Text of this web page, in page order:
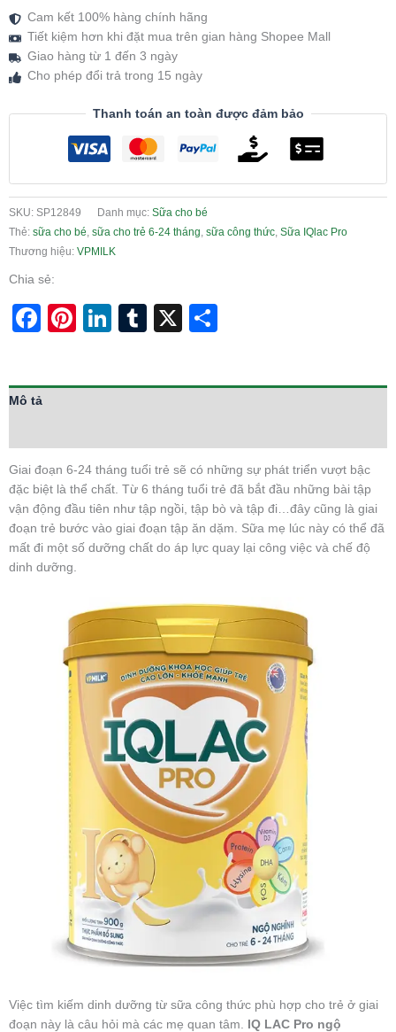
Cam kết 100% hàng chính hãng
Tiết kiệm hơn khi đặt mua trên gian hàng Shopee Mall
Giao hàng từ 1 đến 3 ngày
Cho phép đổi trả trong 15 ngày
Thanh toán an toàn được đảm bảo
SKU: SP12849 Danh mục: Sữa cho bé
Thẻ: sữa cho bé, sữa cho trẻ 6-24 tháng, sữa công thức, Sữa IQlac Pro
Thương hiệu: VPMILK
Chia sẻ:
Facebook
Pinterest
LinkedIn
Tumblr
X
Mô tả
Giai đoạn 6-24 tháng tuổi trẻ sẽ có những sự phát triển vượt bậc
đặc biệt là thể chất. Từ 6 tháng tuổi trẻ đã bắt đầu những bài tập
vận động đầu tiên như tập ngồi, tập bò và tập đi…đây cũng là giai
đoạn trẻ bước vào giai đoạn tập ăn dặm. Sữa mẹ lúc này có thể đã
mất đi một số dưỡng chất do áp lực quay lại công việc và chế độ
dinh dưỡng.
Việc tìm kiếm dinh dưỡng từ sữa công thức phù hợp cho trẻ ở giai
đoạn này là câu hỏi mà các mẹ quan tâm. IQ LAC Pro ngộ